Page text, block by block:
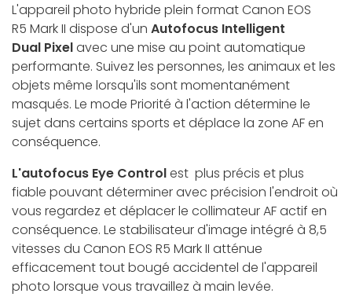
L'appareil photo hybride plein format Canon EOS
R5 Mark II dispose d'un Autofocus Intelligent
Dual Pixelavec une mise au point automatique
performante. Suivez les personnes, les animaux et les
objets même lorsqu'ils sont momentanément
masqués. Le mode Priorité à l'action détermine le
sujet dans certains sports et déplace la zone AF en
conséquence.
L'autofocus Eye Controlest plus précis et plus
fiable pouvant déterminer avec précision l'endroit où
vous regardez et déplacer le collimateur AF actif en
conséquence. Le stabilisateur d'image intégré à 8,5
vitesses du Canon EOS R5 Mark II atténue
efficacement tout bougé accidentel de l'appareil
photo lorsque vous travaillez à main levée.